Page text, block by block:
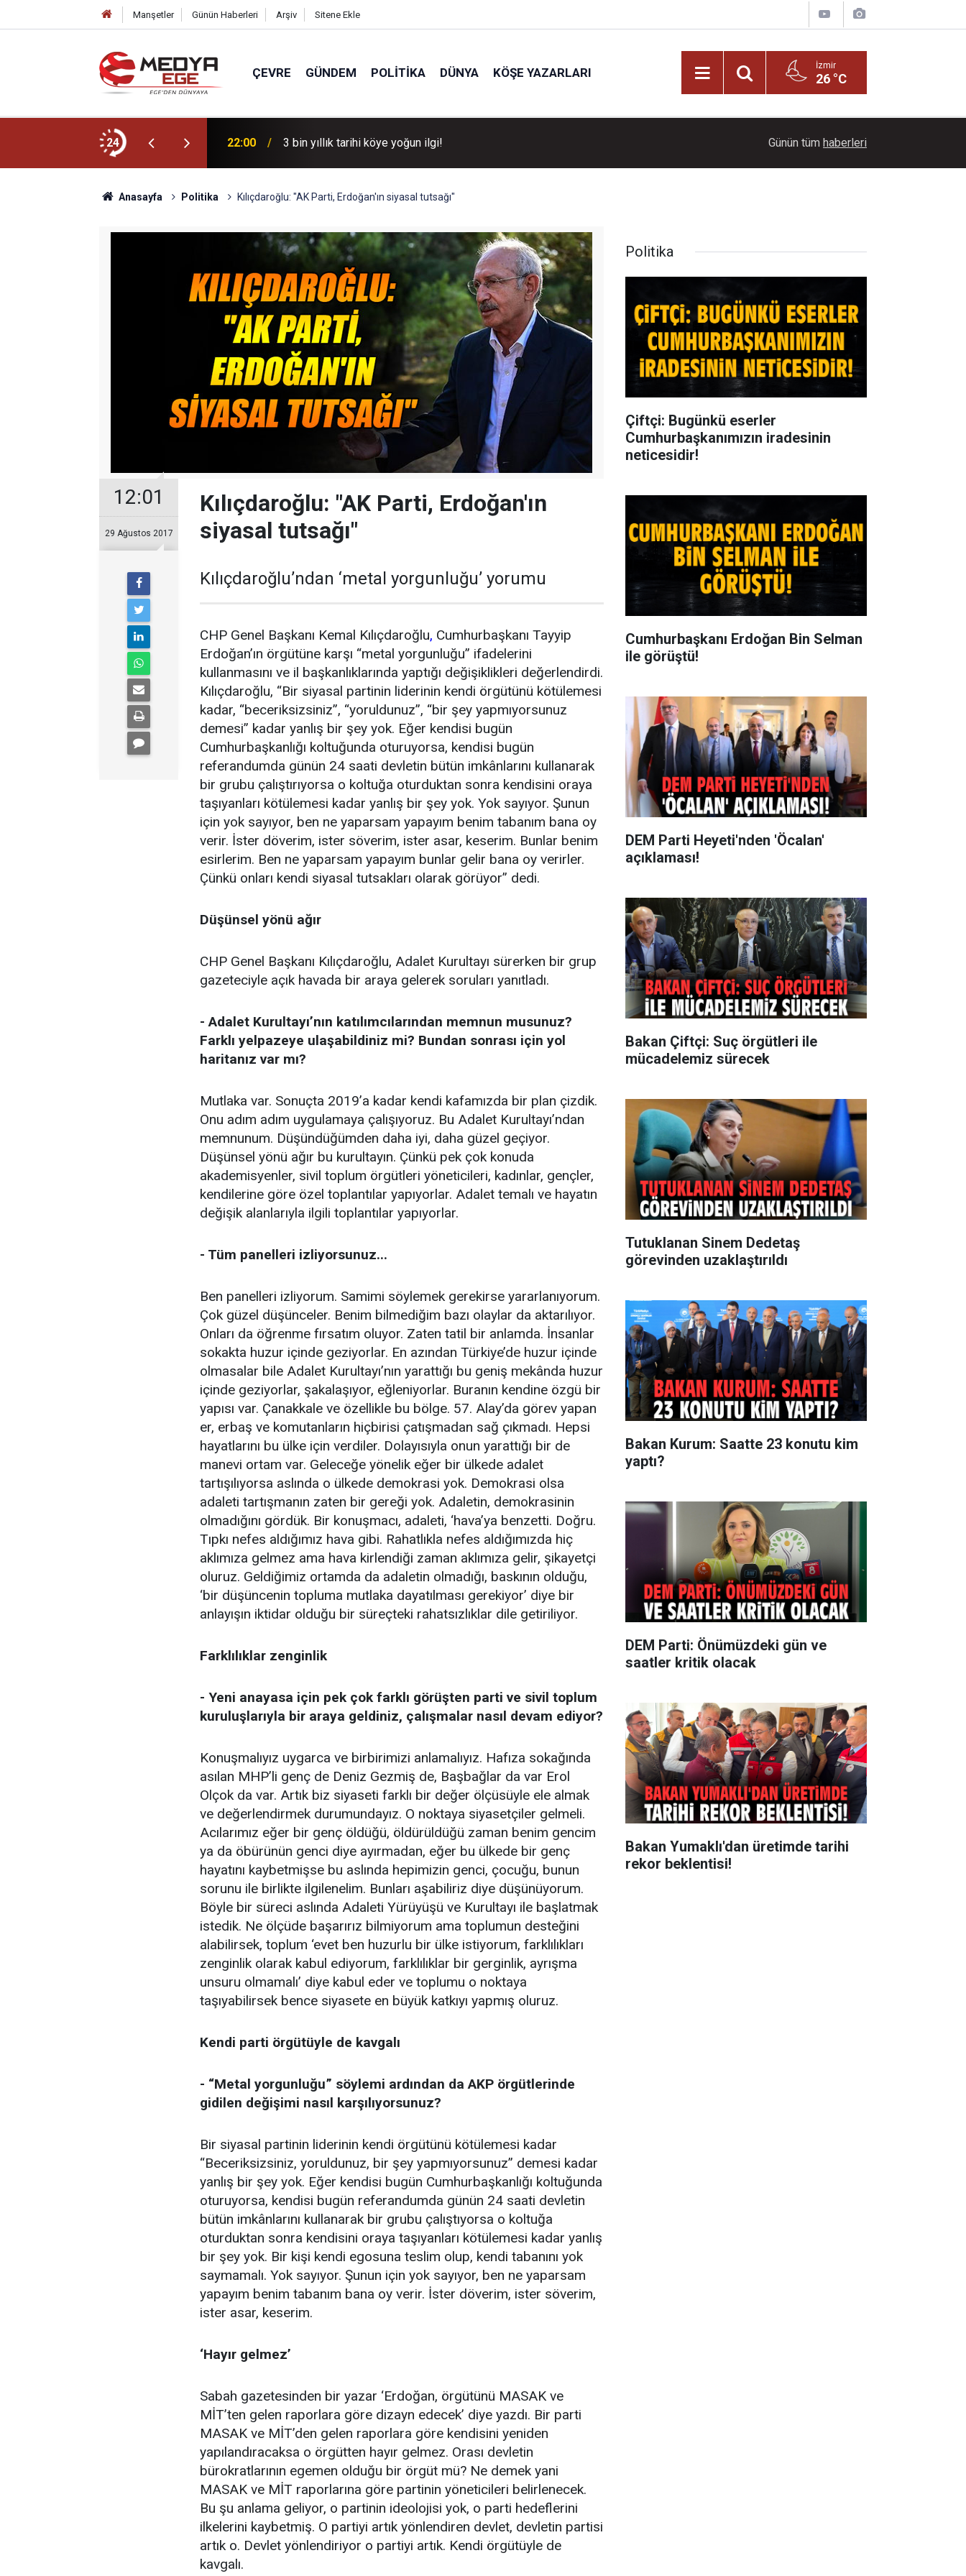
Manşetler Günün Haberleri Arşiv Sitene Ekle
ÇEVRE GÜNDEM POLITIKA DÜNYA KÖŞE YAZARLARI İzmir
26 °C
24 22:00 3 bin yıllık tarihi köye yoğun ilgi! Başkan İlkay Çiçek tutuklandı!
Günün tüm haberleri
Anasayfa Politika Kılıçdaroğlu: "AK Parti, Erdoğan'ın siyasal tutsağı"
12:01
29 Ağustos 2017
Kılıçdaroğlu: "AK Parti, Erdoğan'ın
siyasal tutsağı"
Kılıçdaroğlu’ndan ‘metal yorgunluğu’ yorumu
CHP Genel Başkanı Kemal Kılıçdaroğlu, Cumhurbaşkanı Tayyip
Erdoğan’ın örgütüne karşı “metal yorgunluğu” ifadelerini
kullanmasını ve il başkanlıklarında yaptığı değişiklikleri değerlendirdi.
Kılıçdaroğlu, “Bir siyasal partinin liderinin kendi örgütünü kötülemesi
kadar, “beceriksizsiniz”, “yoruldunuz”, “bir şey yapmıyorsunuz
demesi” kadar yanlış bir şey yok. Eğer kendisi bugün
Cumhurbaşkanlığı koltuğunda oturuyorsa, kendisi bugün
referandumda günün 24 saati devletin bütün imkânlarını kullanarak
bir grubu çalıştırıyorsa o koltuğa oturduktan sonra kendisini oraya
taşıyanları kötülemesi kadar yanlış bir şey yok. Yok sayıyor. Şunun
için yok sayıyor, ben ne yaparsam yapayım benim tabanım bana oy
verir. İster döverim, ister söverim, ister asar, keserim. Bunlar benim
esirlerim. Ben ne yaparsam yapayım bunlar gelir bana oy verirler.
Çünkü onları kendi siyasal tutsakları olarak görüyor” dedi.
Düşünsel yönü ağır
CHP Genel Başkanı Kılıçdaroğlu, Adalet Kurultayı sürerken bir grup
gazeteciyle açık havada bir araya gelerek soruları yanıtladı.
- Adalet Kurultayı’nın katılımcılarından memnun musunuz?
Farklı yelpazeye ulaşabildiniz mi? Bundan sonrası için yol
haritanız var mı?
Mutlaka var. Sonuçta 2019’a kadar kendi kafamızda bir plan çizdik.
Onu adım adım uygulamaya çalışıyoruz. Bu Adalet Kurultayı’ndan
memnunum. Düşündüğümden daha iyi, daha güzel geçiyor.
Düşünsel yönü ağır bu kurultayın. Çünkü pek çok konuda
akademisyenler, sivil toplum örgütleri yöneticileri, kadınlar, gençler,
kendilerine göre özel toplantılar yapıyorlar. Adalet temalı ve hayatın
değişik alanlarıyla ilgili toplantılar yapıyorlar.
- Tüm panelleri izliyorsunuz...
Ben panelleri izliyorum. Samimi söylemek gerekirse yararlanıyorum.
Çok güzel düşünceler. Benim bilmediğim bazı olaylar da aktarılıyor.
Onları da öğrenme fırsatım oluyor. Zaten tatil bir anlamda. İnsanlar
sokakta huzur içinde geziyorlar. En azından Türkiye’de huzur içinde
olmasalar bile Adalet Kurultayı’nın yarattığı bu geniş mekânda huzur
içinde geziyorlar, şakalaşıyor, eğleniyorlar. Buranın kendine özgü bir
yapısı var. Çanakkale ve özellikle bu bölge. 57. Alay’da görev yapan
er, erbaş ve komutanların hiçbirisi çatışmadan sağ çıkmadı. Hepsi
hayatlarını bu ülke için verdiler. Dolayısıyla onun yarattığı bir de
manevi ortam var. Geleceğe yönelik eğer bir ülkede adalet
tartışılıyorsa aslında o ülkede demokrasi yok. Demokrasi olsa
adaleti tartışmanın zaten bir gereği yok. Adaletin, demokrasinin
olmadığını gördük. Bir konuşmacı, adaleti, ‘hava’ya benzetti. Doğru.
Tıpkı nefes aldığımız hava gibi. Rahatlıkla nefes aldığımızda hiç
aklımıza gelmez ama hava kirlendiği zaman aklımıza gelir, şikayetçi
oluruz. Geldiğimiz ortamda da adaletin olmadığı, baskının olduğu,
‘bir düşüncenin topluma mutlaka dayatılması gerekiyor’ diye bir
anlayışın iktidar olduğu bir süreçteki rahatsızlıklar dile getiriliyor.
Farklılıklar zenginlik
- Yeni anayasa için pek çok farklı görüşten parti ve sivil toplum
kuruluşlarıyla bir araya geldiniz, çalışmalar nasıl devam ediyor?
Konuşmalıyız uygarca ve birbirimizi anlamalıyız. Hafıza sokağında
asılan MHP’li genç de Deniz Gezmiş de, Başbağlar da var Erol
Olçok da var. Artık biz siyaseti farklı bir değer ölçüsüyle ele almak
ve değerlendirmek durumundayız. O noktaya siyasetçiler gelmeli.
Acılarımız eğer bir genç öldüğü, öldürüldüğü zaman benim gencim
ya da öbürünün genci diye ayırmadan, eğer bu ülkede bir genç
hayatını kaybetmişse bu aslında hepimizin genci, çocuğu, bunun
sorunu ile birlikte ilgilenelim. Bunları aşabiliriz diye düşünüyorum.
Böyle bir süreci aslında Adaleti Yürüyüşü ve Kurultayı ile başlatmak
istedik. Ne ölçüde başarırız bilmiyorum ama toplumun desteğini
alabilirsek, toplum ‘evet ben huzurlu bir ülke istiyorum, farklılıkları
zenginlik olarak kabul ediyorum, farklılıklar bir gerginlik, ayrışma
unsuru olmamalı’ diye kabul eder ve toplumu o noktaya
taşıyabilirsek bence siyasete en büyük katkıyı yapmış oluruz.
Kendi parti örgütüyle de kavgalı
- “Metal yorgunluğu” söylemi ardından da AKP örgütlerinde
gidilen değişimi nasıl karşılıyorsunuz?
Bir siyasal partinin liderinin kendi örgütünü kötülemesi kadar
“Beceriksizsiniz, yoruldunuz, bir şey yapmıyorsunuz” demesi kadar
yanlış bir şey yok. Eğer kendisi bugün Cumhurbaşkanlığı koltuğunda
oturuyorsa, kendisi bugün referandumda günün 24 saati devletin
bütün imkânlarını kullanarak bir grubu çalıştıyorsa o koltuğa
oturduktan sonra kendisini oraya taşıyanları kötülemesi kadar yanlış
bir şey yok. Bir kişi kendi egosuna teslim olup, kendi tabanını yok
saymamalı. Yok sayıyor. Şunun için yok sayıyor, ben ne yaparsam
yapayım benim tabanım bana oy verir. İster döverim, ister söverim,
ister asar, keserim.
‘Hayır gelmez’
Sabah gazetesinden bir yazar ‘Erdoğan, örgütünü MASAK ve
MİT’ten gelen raporlara göre dizayn edecek’ diye yazdı. Bir parti
MASAK ve MİT’den gelen raporlara göre kendisini yeniden
yapılandıracaksa o örgütten hayır gelmez. Orası devletin
bürokratlarının egemen olduğu bir örgüt mü? Ne demek yani
MASAK ve MİT raporlarına göre partinin yöneticileri belirlenecek.
Bu şu anlama geliyor, o partinin ideolojisi yok, o parti hedeflerini
ilkelerini kaybetmiş. O partiyi artık yönlendiren devlet, devletin partisi
artık o. Devlet yönlendiriyor o partiyi artık. Kendi örgütüyle de
kavgalı.
Politika
Çiftçi: Bugünkü eserler
Cumhurbaşkanımızın iradesinin
neticesidir!
Cumhurbaşkanı Erdoğan Bin Selman
ile görüştü!
DEM Parti Heyeti'nden 'Öcalan'
açıklaması!
Bakan Çiftçi: Suç örgütleri ile
mücadelemiz sürecek
Tutuklanan Sinem Dedetaş
görevinden uzaklaştırıldı
Bakan Kurum: Saatte 23 konutu kim
yaptı?
DEM Parti: Önümüzdeki gün ve
saatler kritik olacak
Bakan Yumaklı'dan üretimde tarihi
rekor beklentisi!